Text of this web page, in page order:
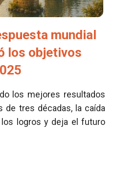
mundial
los objetivos
los mejores resultados
de tres décadas, la caída
logros y deja el futuro